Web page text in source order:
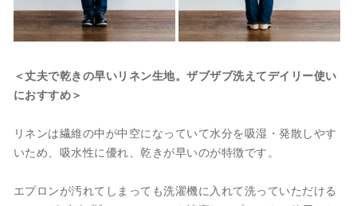
＜丈夫で乾きの早いリネン生地。ザブザブ洗えてデイリー使い
におすすめ＞
リネンは繊維の中が中空になっていて水分を吸湿・発散しやす
いため、吸水性に優れ、乾きが早いのが特徴です。
エプロンが汚れてしまっても洗濯機に入れて洗っていただける